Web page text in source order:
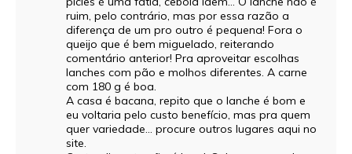
ruim, pelo contrário, mas por essa razão a
diferença de um pro outro é pequena! Fora o
queijo que é bem miguelado, reiterando
comentário anterior! Pra aproveitar escolhas
lanches com pão e molhos diferentes. A carne
com 180 g é boa.
A casa é bacana, repito que o lanche é bom e
eu voltaria pelo custo benefício, mas pra quem
quer variedade… procure outros lugares aqui no
site.